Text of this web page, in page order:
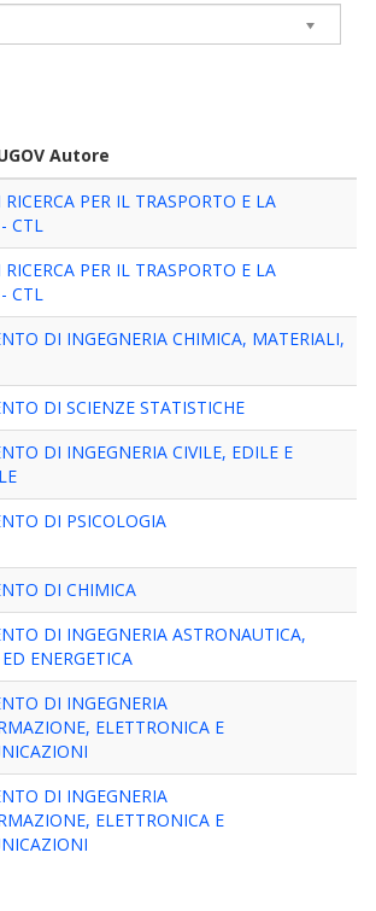
Autore
PER IL TRASPORTO E LA
CTL
PER IL TRASPORTO E LA
CTL
DI INGEGNERIA CHIMICA, MATERIALI,
DI SCIENZE STATISTICHE
DI INGEGNERIA CIVILE, EDILE E
DI PSICOLOGIA
DI CHIMICA
DI INGEGNERIA ASTRONAUTICA,
ENERGETICA
DI INGEGNERIA
ELETTRONICA E
DI INGEGNERIA
ELETTRONICA E